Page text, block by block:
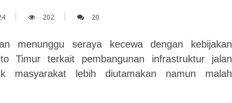
202 20
menunggu seraya kecewa dengan kebijakan
Timur terkait pembangunan infrastruktur jalan
masyarakat lebih diutamakan namun malah